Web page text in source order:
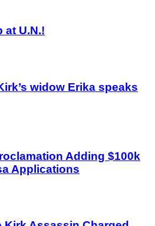
at U.N.!
widow Erika speaks
Adding $100k
Applications